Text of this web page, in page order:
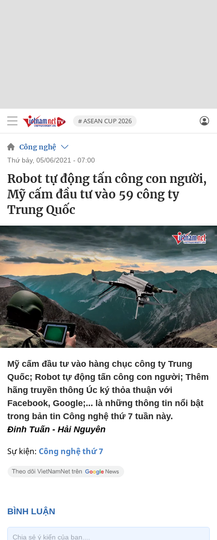
# ASEAN CUP 2026
Công nghệ
thứ bảy, 05/06/2021 - 07:00
Robot tự động tấn công con người,
Mỹ cấm đầu tư vào 59 công ty
Trung Quốc
Sự kiện: Công nghệ thứ 7
Mỹ cấm đầu tư vào hàng chục công ty Trung
Quốc; Robot tự động tấn công con người; Thêm
hãng truyền thông Úc ký thỏa thuận với
Facebook, Google;... là những thông tin nổi bật
trong bản tin Công nghệ thứ 7 tuần này.
Đinh Tuấn - Hải Nguyên